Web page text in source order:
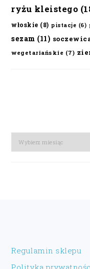
ryżu kleistego
włoskie (8) pistacje (6)
sezam (11)
wegetariańskie (7)
Archiwa
Regulamin sklepu
Polityka